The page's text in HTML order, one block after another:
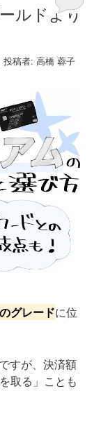
ルドより
投稿者:高橋 蓉子
グレードに位
すが、決済額
取る」ことも